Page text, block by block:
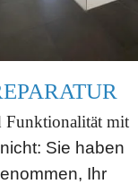
Funktionalität mit
Sie haben
Ihr